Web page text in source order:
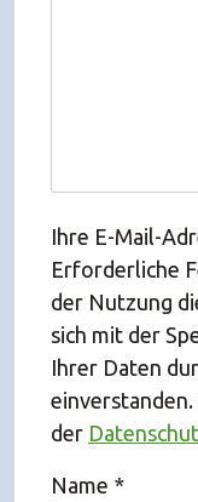
Ihre E-Mail-
Erforderliche
der Nutzung
sich mit der
Ihrer Daten
der
Name *